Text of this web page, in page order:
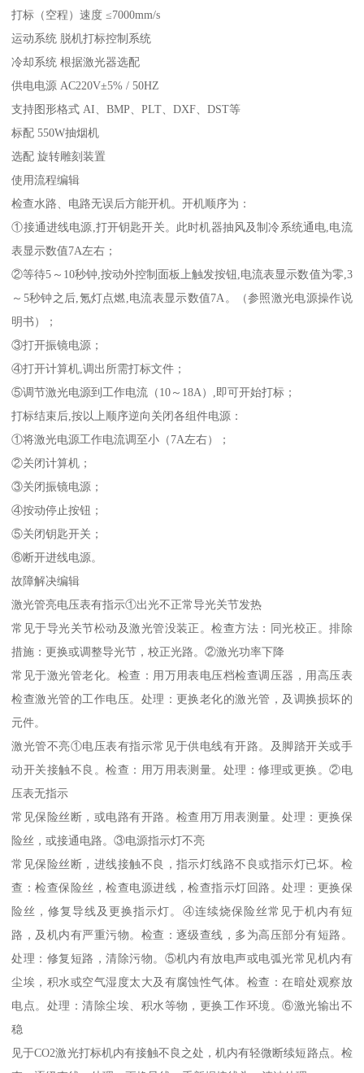
打标（空程）速度 ≤7000mm/s
运动系统 脱机打标控制系统
冷却系统 根据激光器选配
供电电源 AC220V±5% / 50HZ
支持图形格式 AI、BMP、PLT、DXF、DST等
标配 550W抽烟机
选配 旋转雕刻装置
使用流程编辑
检查水路、电路无误后方能开机。开机顺序为：
①接通进线电源,打开钥匙开关。此时机器抽风及制冷系统通电,电流
表显示数值7A左右；
②等待5～10秒钟,按动外控制面板上触发按钮,电流表显示数值为零,3
～5秒钟之后,氪灯点燃,电流表显示数值7A。（参照激光电源操作说
明书）；
③打开振镜电源；
④打开计算机,调出所需打标文件；
⑤调节激光电源到工作电流（10～18A）,即可开始打标；
打标结束后,按以上顺序逆向关闭各组件电源：
①将激光电源工作电流调至小（7A左右）；
②关闭计算机；
③关闭振镜电源；
④按动停止按钮；
⑤关闭钥匙开关；
⑥断开进线电源。
故障解决编辑
激光管亮电压表有指示①出光不正常导光关节发热
常见于导光关节松动及激光管没装正。检查方法：同光校正。排除
措施：更换或调整导光节，校正光路。②激光功率下降
常见于激光管老化。检查：用万用表电压档检查调压器，用高压表
检查激光管的工作电压。处理：更换老化的激光管，及调换损坏的
元件。
激光管不亮①电压表有指示常见于供电线有开路。及脚踏开关或手
动开关接触不良。检查：用万用表测量。处理：修理或更换。②电
压表无指示
常见保险丝断，或电路有开路。检查用万用表测量。处理：更换保
险丝，或接通电路。③电源指示灯不亮
常见保险丝断，进线接触不良，指示灯线路不良或指示灯已坏。检
查：检查保险丝，检查电源进线，检查指示灯回路。处理：更换保
险丝，修复导线及更换指示灯。④连续烧保险丝常见于机内有短
路，及机内有严重污物。检查：逐级查线，多为高压部分有短路。
处理：修复短路，清除污物。⑤机内有放电声或电弧光常见机内有
尘埃，积水或空气湿度太大及有腐蚀性气体。检查：在暗处观察放
电点。处理：清除尘埃、积水等物，更换工作环境。⑥激光输出不
稳
见于CO2激光打标机内有接触不良之处，机内有轻微断续短路点。检